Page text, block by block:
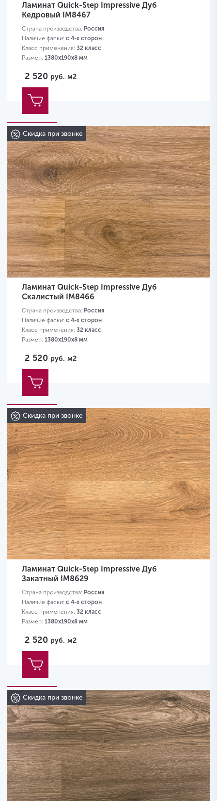
Ламинат Quick-Step Impressive Дуб
Кедровый IM8467
Страна производства: Россия
Наличие фаски: с 4-х сторон
Класс применения: 32 класс
Размер: 1380х190х8 мм
2 520 руб. м2
Скидка при звонке
Ламинат Quick-Step Impressive Дуб
Скалистый IM8466
Страна производства: Россия
Наличие фаски: с 4-х сторон
Класс применения: 32 класс
Размер: 1380х190х8 мм
2 520 руб. м2
Скидка при звонке
Ламинат Quick-Step Impressive Дуб
Закатный IM8629
Страна производства: Россия
Наличие фаски: с 4-х сторон
Класс применения: 32 класс
Размер: 1380х190х8 мм
2 520 руб. м2
Скидка при звонке